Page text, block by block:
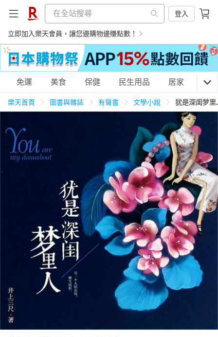
登入
立即加入樂天會員，讓您邊購物邊賺點數！
購物網分類
天天免運 養生保健 民生用品
運動休閒 親子玩具
男裝 化妝保養 情趣用品
日本購物 電子/紙本書
HOT
免運 美食 保健 民生用品 居家 3C
樂天首頁 圖書與雜誌 有聲書 文學小說 犹是深闺梦